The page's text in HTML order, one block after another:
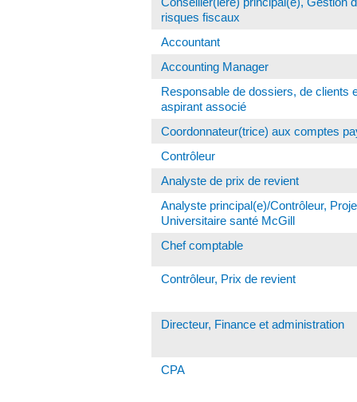
risques fiscaux
Accountant
Accounting Manager
Responsable de dossiers, de clients
aspirant associé
Coordonnateur(trice) aux comptes
Contrôleur
Analyste de prix de revient
Analyste principal(e)/Contrôleur,
Universitaire santé McGill
Chef comptable
Contrôleur, Prix de revient
Directeur, Finance et administration
CPA